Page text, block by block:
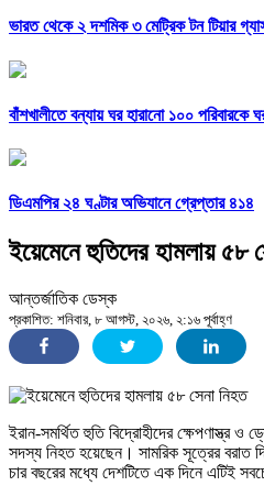
ভারত থেকে ২ দশমিক ৩ মেট্রিক টন টিয়ার
বাঁশখালীতে বন্যায় ঘর হারানো ১০০ পরিবারকে
ডিএমপির ২৪ ঘণ্টার অভিযানে গ্রেপ্তার ৪১৪
ইয়েমেনে হুতিদের হামলায় ৫৮
আন্তর্জাতিক ডেস্ক
প্রকাশিত: শনিবার, ৮ আগস্ট, ২০২৬, ২:১৬ পূর্বাহ্ণ
ইরান-সমর্থিত হুতি বিদ্রোহীদের ক্ষেপণাস্ত্র
সদস্য নিহত হয়েছেন। সামরিক সূত্রের বরাত
চার বছরের মধ্যে দেশটিতে এক দিনে এটিই